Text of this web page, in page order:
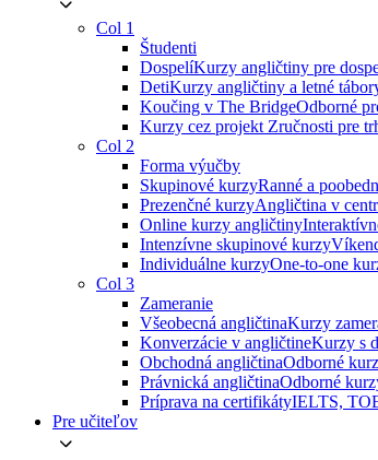
Col 1
Študenti
DospelíKurzy angličtiny pre
DetiKurzy angličtiny a letné
Koučing v The BridgeOdborné
Kurzy cez projekt Zručnosti pre
Col 2
Forma výučby
Skupinové kurzyRanné a
Prezenčné kurzyAngličtina v
Online kurzy angličtiny
Intenzívne skupinové kurzy
Individuálne kurzyOne-to-one
Col 3
Zameranie
Všeobecná angličtinaKurzy
Konverzácie v angličtineKurzy s
Obchodná angličtinaOdborné
Právnická angličtinaOdborné
Príprava na certifikátyIELTS,
Pre učiteľov